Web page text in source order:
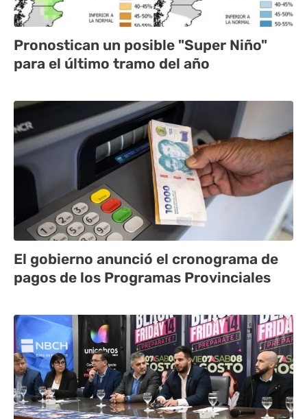
Pronostican un posible "Super Niño"
para el último tramo del año
El gobierno anunció el cronograma de
pagos de los Programas Provinciales